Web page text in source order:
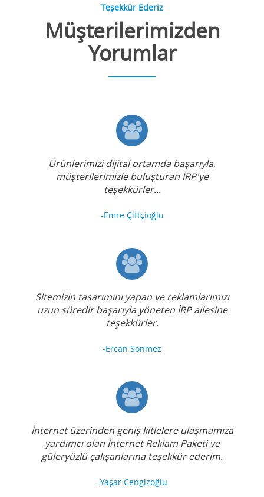
Teşekkür Ederiz
Müşterilerimizden
Yorumlar
Ürünlerimizi dijital ortamda başarıyla,
müşterilerimizle buluşturan İRP'ye
teşekkürler...
-Emre Çiftçioğlu
Sitemizin tasarımını yapan ve reklamlarımızı
uzun süredir başarıyla yöneten İRP ailesine
teşekkürler.
-Ercan Sönmez
İnternet üzerinden geniş kitlelere ulaşmamıza
yardımcı olan İnternet Reklam Paketi ve
güleryüzlü çalışanlarına teşekkür ederim.
-Yaşar Cengizoğlu